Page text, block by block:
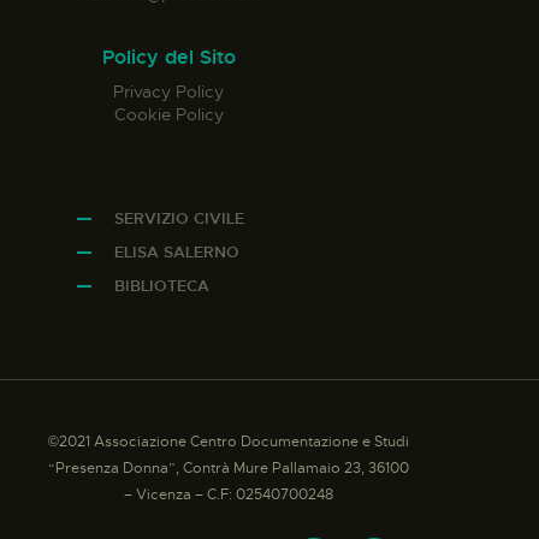
Policy del Sito
Privacy Policy
Cookie Policy
SERVIZIO CIVILE
ELISA SALERNO
BIBLIOTECA
©2021 Associazione Centro Documentazione e Studi
“Presenza Donna”, Contrà Mure Pallamaio 23, 36100
– Vicenza – C.F: 02540700248